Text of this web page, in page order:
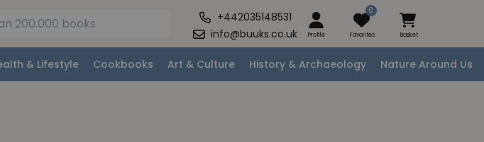
+442035148531
info@buuks.co.uk
Profile
0
Favorites Basket
& Lifestyle Cookbooks Art & Culture History & Archaeology Nature Around Us